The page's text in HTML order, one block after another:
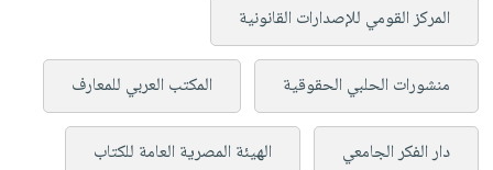
المركز القومي للإصدارات القانونية
منشورات الحلبي الحقوقية المكتب العربي للمعارف
دار الفكر الجامعي الهيئة المصرية العامة للكتاب